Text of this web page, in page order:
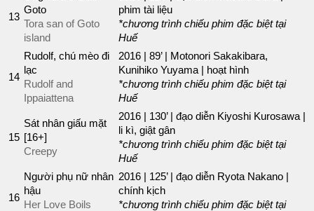
13
Goto
Tora san of Goto
island
phim tài liệu
*chương trình chiếu phim đặc biệt tại
Huế
14
Rudolf, chú mèo đi
lạc
Rudolf and
Ippaiattena
2016 | 89’ | Motonori Sakakibara,
Kunihiko Yuyama | hoạt hình
*chương trình chiếu phim đặc biệt tại
Huế
15
Sát nhân giấu mặt
[16+]
Creepy
2016 | 130’ | đạo diễn Kiyoshi Kurosawa |
li kì, giật gân
*chương trình chiếu phim đặc biệt tại
Huế
16
Người phụ nữ nhân
hậu
Her Love Boils
2016 | 125’ | đạo diễn Ryota Nakano |
chính kịch
*chương trình chiếu phim đặc biệt tại